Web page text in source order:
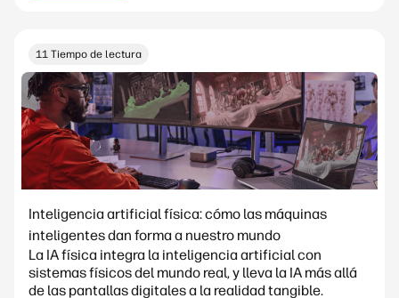
11 Tiempo de lectura
Inteligencia artificial física: cómo las máquinas
inteligentes dan forma a nuestro mundo
La IA física integra la inteligencia artificial con
sistemas físicos del mundo real, y lleva la IA más allá
de las pantallas digitales a la realidad tangible.